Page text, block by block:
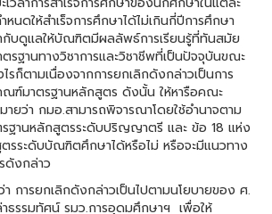
ดให้สำเร็จการศึกษาได้ไม่เกินกี่ปีการศึกษา
กับดูแลให้บัณฑิตมีผลลัพธ์การเรียนรู้ที่ทันสมัย
รฐานทางวิชาการและวิชาชีพที่เป็นปัจจุบันขณะ
รก็ตามเนื่องจากการยกเลิกดังกล่าวเป็นการ
ณฑ์มาตรฐานหลักสูตร ดังนั้น ให้หารือคณะ
ยว่า กมอ.สามารถพิจารณาโดยใช้อำนาจตาม
ฐานหลักสูตรระดับปริญญาตรี และ ข้อ 18 แห่ง
รระดับบัณฑิตศึกษาได้หรือไม่ หรือจะมีแนวทาง
ดังกล่าว
การยกเลิกดังกล่าวเป็นไปตามนโยบายของ ศ.
ธรรมทัศน์ รมว.การอุดมศึกษาฯ เพื่อให้